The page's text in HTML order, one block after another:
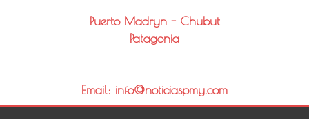
Puerto Madryn - Chubut
Patagonia
Email: info@noticiaspmy.com